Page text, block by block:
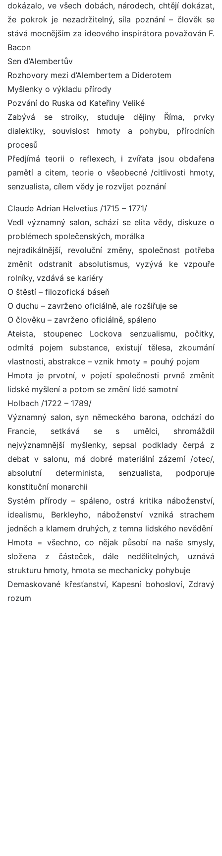
dokázalo, ve všech dobách, národech, chtějí dokázat,
že pokrok je nezadržitelný, síla poznání – člověk se
stává mocnějším za ideového inspirátora považován F.
Bacon
Sen d’Alembertův
Rozhovory mezi d’Alembertem a Diderotem
Myšlenky o výkladu přírody
Pozvání do Ruska od Kateřiny Veliké
Zabývá se stroiky, studuje dějiny Říma, prvky
dialektiky, souvislost hmoty a pohybu, přírodních
procesů
Předjímá teorii o reflexech, i zvířata jsou obdařena
pamětí a citem, teorie o všeobecné /citlivosti hmoty,
senzualista, cílem vědy je rozvíjet poznání
Claude Adrian Helvetius /1715 – 1771/
Vedl významný salon, schází se elita vědy, diskuze o
problémech společenských, morálka
nejradikálnější, revoluční změny, společnost potřeba
změnit odstranit absolutismus, vyzývá ke vzpouře
rolníky, vzdává se kariéry
O štěstí – filozofická báseň
O duchu – zavrženo oficiálně, ale rozšiřuje se
O člověku – zavrženo oficiálně, spáleno
Ateista, stoupenec Lockova senzualismu, počitky,
odmítá pojem substance, existují tělesa, zkoumání
vlastnosti, abstrakce – vznik hmoty = pouhý pojem
Hmota je prvotní, v pojetí společnosti prvně změnit
lidské myšlení a potom se změní lidé samotní
Holbach /1722 – 1789/
Významný salon, syn německého barona, odchází do
Francie, setkává se s umělci, shromáždil
nejvýznamnější myšlenky, sepsal podklady čerpá z
debat v salonu, má dobré materiální zázemí /otec/,
absolutní determinista, senzualista, podporuje
konstituční monarchii
Systém přírody – spáleno, ostrá kritika náboženství,
idealismu, Berkleyho, náboženství vzniká strachem
jedněch a klamem druhých, z temna lidského nevědění
Hmota = všechno, co nějak působí na naše smysly,
složena z částeček, dále nedělitelných, uznává
strukturu hmoty, hmota se mechanicky pohybuje
Demaskované křesťanství, Kapesní bohosloví, Zdravý
rozum